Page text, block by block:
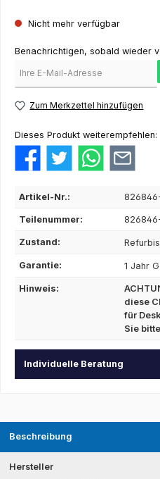
Nicht mehr verfügbar
Benachrichtigen, sobald wieder
Zum Merkzettel hinzufügen
Dieses Produkt weiterempfehlen:
Artikel-Nr.:
Teilenummer:
Zustand:
Garantie: 1 Jahr
Hinweis:
diese
für
Sie
Individuelle Beratung
Beschreibung
Hersteller